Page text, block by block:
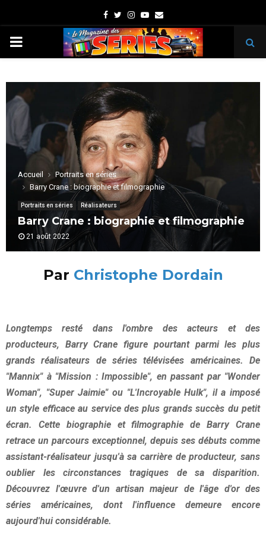
Facebook
TwitterInstagram
Youtube
Email
PRIMARY
Accueil
Portraits en séries
Barry Crane : biographie et filmographie
Portraits en séries Réalisateurs
Barry Crane : biographie et filmographie
21 août 2022
Par Christophe Dordain
Longtemps resté dans l'ombre des acteurs et des
producteurs, Barry Crane figure pourtant parmi les plus
grands réalisateurs de séries télévisées américaines. De
"Mannix" à "Mission : Impossible", en passant par "Wonder
Woman", "Super Jaimie" ou "L'Incroyable Hulk", il a imposé
un style efficace au service des plus grands succès du petit
écran. Cette biographie et filmographie de Barry Crane
retrace un parcours exceptionnel, depuis ses débuts comme
assistant-réalisateur jusqu'à sa carrière de producteur, sans
oublier les circonstances tragiques de sa disparition.
Découvrez l'œuvre d'un artisan majeur de l'âge d'or des
séries américaines, dont l'influence demeure encore
aujourd'hui considérable.